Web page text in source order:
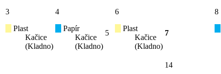
3
Plast
Kačice
(Kladno)
4
Papír
Kačice
(Kladno)
5
6
Plast
Kačice
(Kladno)
7
8
14